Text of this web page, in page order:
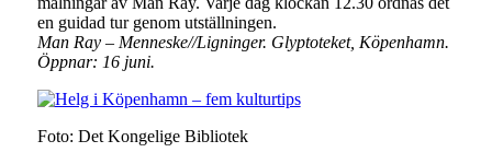
en guidad tur genom utställningen.
Man Ray – Menneske//Ligninger. Glyptoteket, Köpenhamn.
Öppnar: 16 juni.
Foto: Det Kongelige Bibliotek